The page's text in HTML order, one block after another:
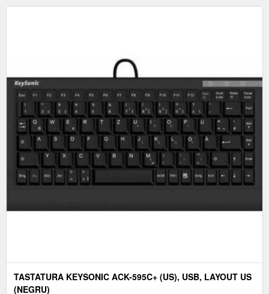
TASTATURA KEYSONIC ACK-595C+ (US), USB, LAYOUT US
(NEGRU)